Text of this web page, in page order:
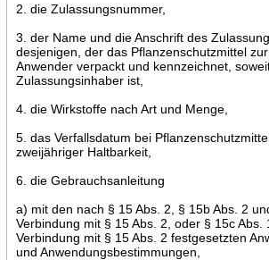
2. die Zulassungsnummer,
3. der Name und die Anschrift des
desjenigen, der das Pflanzenschutzmittel
Anwender verpackt und kennzeichnet,
Zulassungsinhaber ist,
4. die Wirkstoffe nach Art und Menge,
5. das Verfallsdatum bei
zweijähriger Haltbarkeit,
6. die Gebrauchsanleitung
a) mit den nach § 15 Abs. 2, § 15b Abs. 2
Verbindung mit § 15 Abs. 2, oder § 15c Abs.
Verbindung mit § 15 Abs. 2 festgesetzten
und Anwendungsbestimmungen,